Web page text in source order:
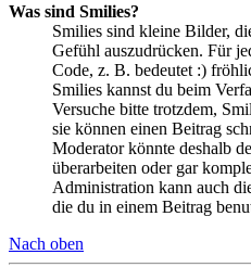
Was sind Smilies?
Smilies sind kleine Bilder,
Gefühl auszudrücken. Für
Code, z. B. bedeutet :)
Smilies kannst du beim
Versuche bitte trotzdem,
sie können einen Beitrag
Moderator könnte deshalb
überarbeiten oder gar
Administration kann auch
die du in einem Beitrag
Nach oben